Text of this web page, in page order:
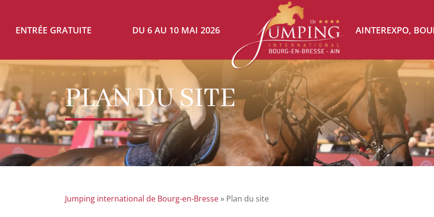
DU 6 AU 10 MAI 2026 AINTEREXPO,
PLAN DU SITE
Jumping international de Bourg-en-Bresse » Plan du site